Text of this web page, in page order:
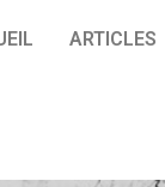
ARTICLES